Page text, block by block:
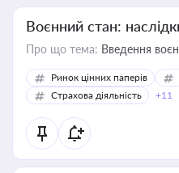
Воєнний стан:
Про що тема: Введення
Ринок цінних паперів
Страхова діяльність
+11